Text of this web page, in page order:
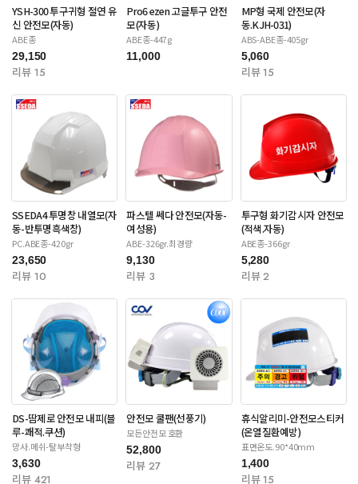
YSH-300 투구귀형 절연 유
신 안전모(자동)
ABE종
29,150
리뷰 15
Pro6 ezen 고글투구 안전
모(자동)
ABE종-447g
11,000
MP형 국제 안전모(자
동.KJH-031)
ABS-ABE종-405gr
5,060
리뷰 15
SSEDA4 투명창 내열모(자
동-반투명흑색창)
PC.ABE종-420gr
23,650
리뷰 10
파스텔 쎄다 안전모(자동-
여성용)
ABE-326gr.최경량
9,130
리뷰 3
투구형 화기감시자 안전모
(적색.자동)
ABE종-366gr
5,280
리뷰 2
DS-땀제로 안전모 내피(블
루-쾌적.쿠션)
망사.메쉬-탈부착형
3,630
리뷰 421
안전모 쿨팬(선풍기)
모든안전모 호환
52,800
리뷰 27
휴식알리미-안전모스티커
(온열질환예방)
표면온도.90*40mm
1,400
리뷰 15